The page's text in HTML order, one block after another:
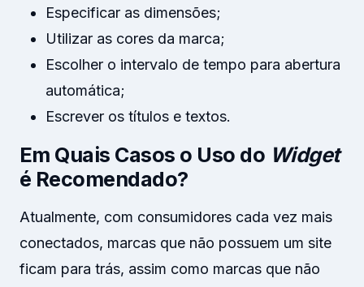
Especificar as dimensões;
Utilizar as cores da marca;
Escolher o intervalo de tempo para abertura
automática;
Escrever os títulos e textos.
Em Quais Casos o Uso do Widget
é Recomendado?
Atualmente, com consumidores cada vez mais
conectados, marcas que não possuem um site
ficam para trás, assim como marcas que não